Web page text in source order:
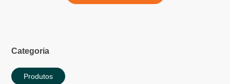
Categoria
Produtos